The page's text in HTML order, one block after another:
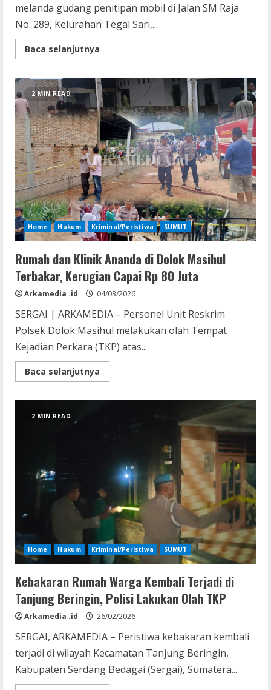
melanda gudang penitipan mobil di Jalan SM Raja
No. 289, Kelurahan Tegal Sari,...
Baca selanjutnya
more
Penitipan
Mobil
di
Kisaran
Terbakar,
23
Kendaraan
Hangus
2 MIN READ
Home Hukum Kriminal/Peristiwa SUMUT
Rumah dan Klinik Ananda di Dolok Masihul
Terbakar, Kerugian Capai Rp 80 Juta
Arkamedia .id 04/03/2026
SERGAI | ARKAMEDIA – Personel Unit Reskrim
Polsek Dolok Masihul melakukan olah Tempat
Kejadian Perkara (TKP) atas...
Baca selanjutnya
more
Kerugian
Capai
80
Juta
2 MIN READ
Home Hukum Kriminal/Peristiwa SUMUT
Kebakaran Rumah Warga Kembali Terjadi di
Tanjung Beringin, Polisi Lakukan Olah TKP
Arkamedia .id 26/02/2026
SERGAI, ARKAMEDIA – Peristiwa kebakaran kembali
terjadi di wilayah Kecamatan Tanjung Beringin,
Kabupaten Serdang Bedagai (Sergai), Sumatera...